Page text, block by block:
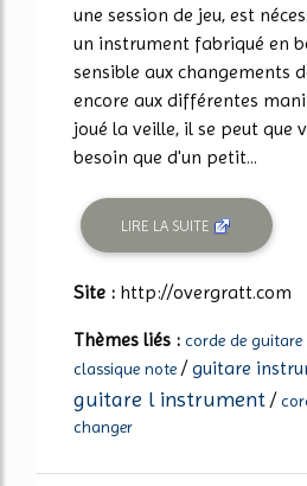
une session de jeu, est
un instrument fabriqué en
sensible aux changements
encore aux différentes
joué la veille, il se peut que
besoin que d'un petit...
LIRE LA SUITE
Site : http://overgratt.com
Thèmes liés : corde de guitare
classique note /guitare
guitare l instrument /
changer